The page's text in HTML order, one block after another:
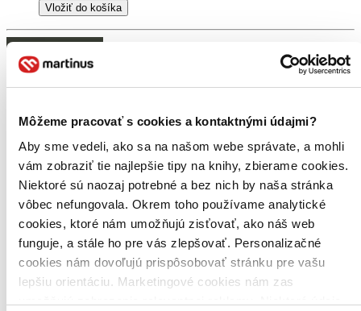
Môžeme pracovať s cookies a kontaktnými údajmi?
Aby sme vedeli, ako sa na našom webe správate, a mohli
vám zobraziť tie najlepšie tipy na knihy, zbierame cookies.
Niektoré sú naozaj potrebné a bez nich by naša stránka
vôbec nefungovala. Okrem toho používame analytické
cookies, ktoré nám umožňujú zisťovať, ako náš web
funguje, a stále ho pre vás zlepšovať. Personalizačné
cookies nám dovoľujú prispôsobovať stránku pre vašu
lepšiu orientáciu. Marketingové cookies nám zas
Vložiť do košíka